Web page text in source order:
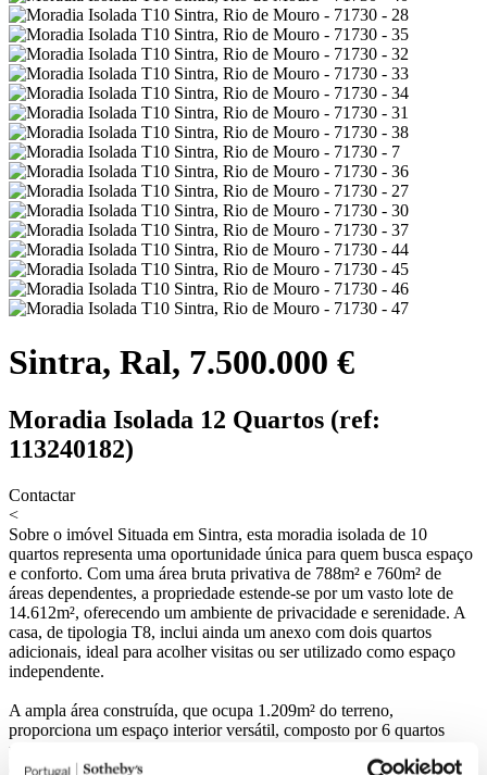
Sintra, Ral, 7.500.000 €
Moradia Isolada 12 Quartos (ref:
113240182)
Contactar
<
Sobre o imóvel Situada em Sintra, esta moradia isolada de 10
quartos representa uma oportunidade única para quem busca espaço
e conforto. Com uma área bruta privativa de 788m² e 760m² de
áreas dependentes, a propriedade estende-se por um vasto lote de
14.612m², oferecendo um ambiente de privacidade e serenidade. A
casa, de tipologia T8, inclui ainda um anexo com dois quartos
adicionais, ideal para acolher visitas ou ser utilizado como espaço
independente.
A ampla área construída, que ocupa 1.209m² do terreno,
proporciona um espaço interior versátil, composto por 6 quartos
principais, 2 escritórios que podem ser facilmente convertidos em
quartos adicionais, uma sala de jogos e um ginásio. Além disso, a